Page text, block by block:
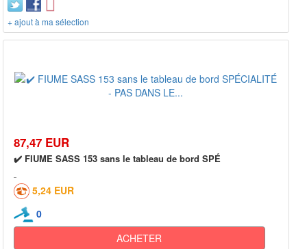
+ ajout à ma sélection
87,47 EUR
✔️ FIUME SASS 153 sans le tableau de bord SPÉ
5,24 EUR
0
ACHETER